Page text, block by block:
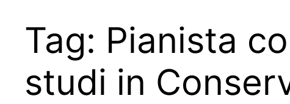
Tag: Pianista
studi in